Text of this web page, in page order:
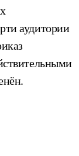
аудитории